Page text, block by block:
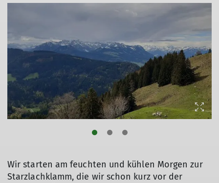
© DAV/Hans Durst
Wir starten am feuchten und kühlen Morgen zur
Starzlachklamm, die wir schon kurz vor der
© DAV/Hans Durst
© DAV/Hans Durst